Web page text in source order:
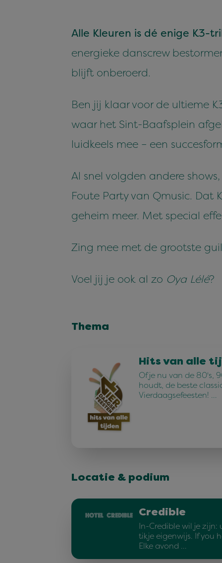
Alle Kleuren is dé enige K3-
energieke danscrew
blijft onberoerd.
Ben jij klaar voor de ultieme
waar het Sint-Baafsplein
luidkeels mee – een
Al snel volgden andere
Foute Party van Qmusic. Dat
geheim meer. Met special
Zing mee met de grootste
Voel jij je ook al zo Oya Lélé?
Thema
Hits van alle
Of je nu van de 80's,
houdt, de beste
Vierdaagsefeesten! …
Locatie & podium
Credible
In-Credible wil je zijn:
tikje eigenwijs. If you
Elke avond …